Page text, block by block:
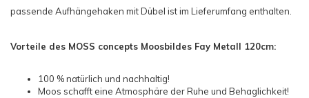
passende Aufhängehaken mit Dübel ist im Lieferumfang enthalten.
Vorteile des MOSS concepts Moosbildes Fay Metall 120cm:
100 % natürlich und nachhaltig!
Moos schafft eine Atmosphäre der Ruhe und Behaglichkeit!